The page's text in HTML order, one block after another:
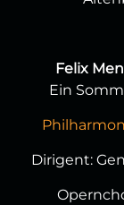
Felix
Ein
Dirigent: